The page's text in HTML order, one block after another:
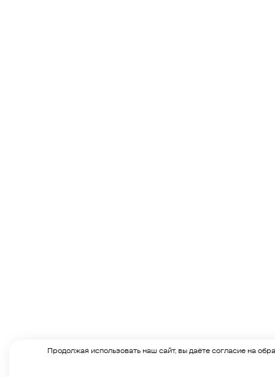
Продолжая использовать наш сайт, вы даёте согласие на